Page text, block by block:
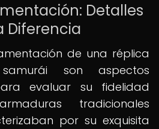
Detalles
Diferencia
de una réplica
son aspectos
evaluar su fidelidad
tradicionales
por su exquisita